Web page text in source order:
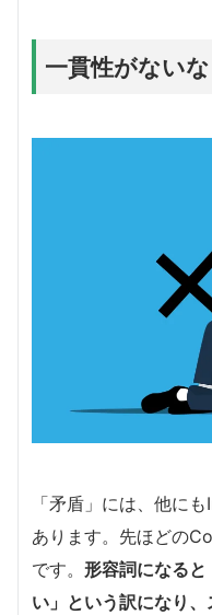
一貫性がない
「矛盾」には、他に
あります。先ほどの
です。 形容詞になる
い」という訳になり